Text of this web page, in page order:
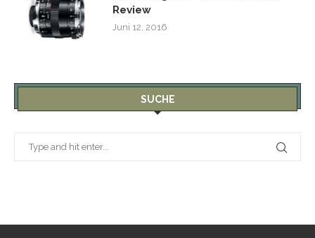
Review
Juni 12, 2016
SUCHE